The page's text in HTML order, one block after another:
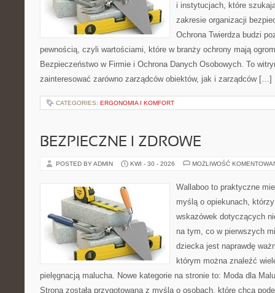
i instytucjach, które
zakresie organizacji
Ochrona Twierdza budzi
pewnością, czyli wartościami, które w branży ochrony mają
Bezpieczeństwo w Firmie i Ochrona Danych Osobowych. To
zainteresować zarówno zarządców obiektów, jak i zarządców […]
CATEGORIES: ERGONOMIA I KOMFORT
BEZPIECZNE I ZDROWE
POSTED BY ADMIN KWI - 30 - 2026 MOŻLIWOŚĆ
Wallaboo to praktyczne
myślą o opiekunach,
wskazówek dotyczących
na tym, co w pierwszych
dziecka jest naprawdę
którym można znaleźć
pielęgnacją malucha. Nowe kategorie na stronie to: Moda dla
Strona została przygotowana z myślą o osobach, które chcą